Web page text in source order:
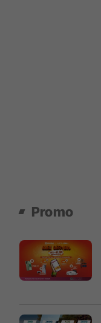
Promo